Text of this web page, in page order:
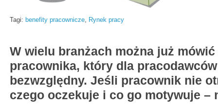
Tagi: benefity pracownicze, Rynek pracy
W wielu branżach można już
pracownika, który dla
bezwzględny. Jeśli pracownik nie
czego oczekuje i co go motywuje –